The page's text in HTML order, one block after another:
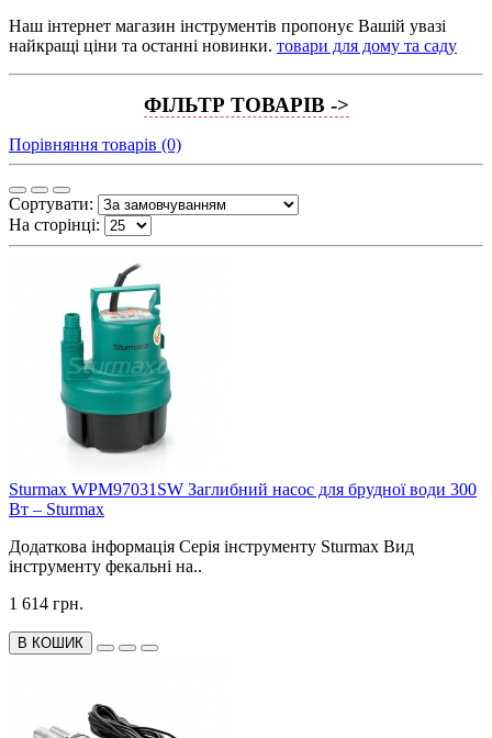
Наш інтернет магазин інструментів пропонує Вашій увазі
найкращі ціни та останні новинки. товари для дому та саду
ФІЛЬТР ТОВАРІВ ->
Порівняння товарів (0)
Сортувати:
На сторінці:
Sturmax WPM97031SW Заглибний насос для брудної води 300
Вт – Sturmax
Додаткова інформація Серія інструменту Sturmax Вид
інструменту фекальні на..
1 614 грн.
В КОШИК